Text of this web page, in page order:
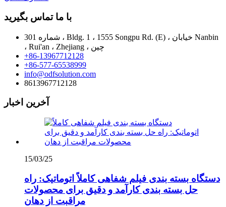
با ما تماس بگیرید
شماره 301 ، Bldg. 1 ، 1555 Songpu Rd. (E) ، خیابان Nanbin
، Rui'an ، Zhejiang ، چین
+86-13967712128
+86-577-65538999
info@odfsolution.com
8613967712128
آخرین اخبار
15/03/25
دستگاه بسته بندی فیلم شفاهی کاملاً اتوماتیک: راه
حل بسته بندی کارآمد و دقیق برای محصولات
مراقبت از دهان